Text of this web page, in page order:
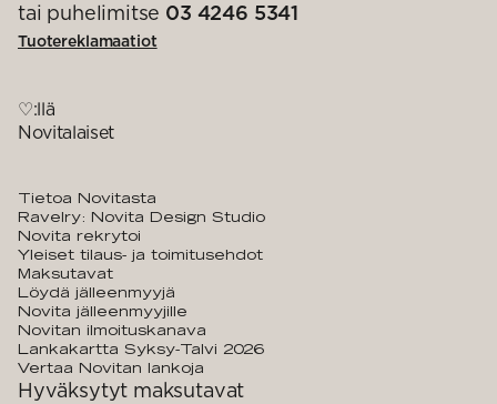
tai puhelimitse 03 4246 5341
Tuotereklamaatiot
♡:llä
Novitalaiset
Tietoa Novitasta
Ravelry: Novita Design Studio
Novita rekrytoi
Yleiset tilaus- ja toimitusehdot
Maksutavat
Löydä jälleenmyyjä
Novita jälleenmyyjille
Novitan ilmoituskanava
Lankakartta Syksy-Talvi 2026
Vertaa Novitan lankoja
Hyväksytyt maksutavat